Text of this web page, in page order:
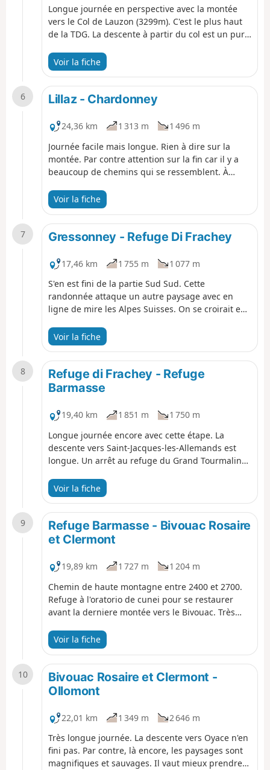
Longue journée en perspective avec la montée
vers le Col de Lauzon (3299m). C'est le plus haut
de la TDG. La descente à partir du col est un pur
pendant 3/4 km jusqu'au Refuge Vittorio Sella.
C'est un gros refuge avec beaucoup de monde. La
descente jusqu'à Valnontey est longue également
mais avec pas mal de café pour se reposer.
Voir la fiche
6 Lillaz - Chardonney
24,36 km 1 313 m
1 496 m
Journée facile mais longue. Rien à dire sur la
montée. Par contre attention sur la fin car il y a
beaucoup de chemins qui se ressemblent. À
est possible de faire du stop jusqu'à Pont-Saint-
Martin. Avec tous les noms en francais on ne
pense pas être en Italie. De Pont-Saint-Martin, il y
a des bus jusqu'à Gressonney-Saint-Jean.
Voir la fiche
7 Gressonney - Refuge Di Frachey
17,46 km 1 755 m
1 077 m
S'en est fini de la partie Sud Sud. Cette
randonnée attaque un autre paysage avec en
ligne de mire les Alpes Suisses. On se croirait en
montée, la randonnée redescend dans la vallée.
Comme à Eaux Rousses il vaut mieux réserver à
l'avance car le refuge est très prisé. D'ailleurs il y
en a deux et ils sont pleins en début juillet.
Voir la fiche
8
Refuge di Frachey - Refuge
Barmasse
19,40 km 1 851 m
1 750 m
Longue journée encore avec cette étape. La
descente vers Saint-Jacques-les-Allemands est
longue. Un arrêt au refuge du Grand Tourmalin
magnifique avec des vues sur les Alpes Suisses et
le Mont Rose. Tout cela se merite. Il y a un peu
plus de problèmes d'eau que dans la partie Sud.
Donc ne pas oublier l'eau.
Voir la fiche
9
Refuge Barmasse - Bivouac Rosaire
et Clermont
19,89 km 1 727 m
1 204 m
Chemin de haute montagne entre 2400 et 2700.
Refuge à l'oratorio de cunei pour se restaurer
avant la derniere montée vers le Bivouac. Très
petit lac et la vue est magnifique sur l'ensemble
de la chaine.
Voir la fiche
10
Bivouac Rosaire et Clermont -
Ollomont
22,01 km 1 349 m
2 646 m
Très longue journée. La descente vers Oyace n'en
fini pas. Par contre, là encore, les paysages sont
magnifiques et sauvages. Il vaut mieux prendre